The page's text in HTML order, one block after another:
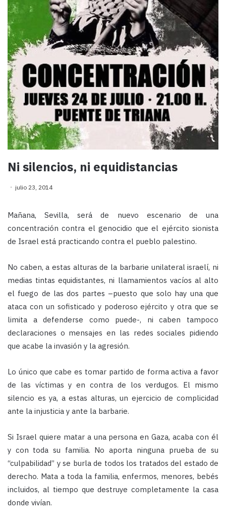
Ni silencios, ni equidistancias
julio 23, 2014
Mañana, Sevilla, será de nuevo escenario de una
concentración contra el genocidio que el ejército sionista
de Israel está practicando contra el pueblo palestino.
No caben, a estas alturas de la barbarie unilateral israelí, ni
medias tintas equidistantes, ni llamamientos vacíos al alto
el fuego de las dos partes –puesto que solo hay una que
ataca con un sofisticado y poderoso ejército y otra que se
limita a defenderse como puede-, ni caben tampoco
declaraciones o mensajes en las redes sociales pidiendo
que acabe la invasión y la agresión.
Lo único que cabe es tomar partido de forma activa a favor
de las víctimas y en contra de los verdugos. El mismo
silencio es ya, a estas alturas, un ejercicio de complicidad
ante la injusticia y ante la barbarie.
Si Israel quiere matar a una persona en Gaza, acaba con él
y con toda su familia. No aporta ninguna prueba de su
“culpabilidad” y se burla de todos los tratados del estado de
derecho. Mata a toda la familia, enfermos, menores, bebés
incluidos, al tiempo que destruye completamente la casa
donde vivían.